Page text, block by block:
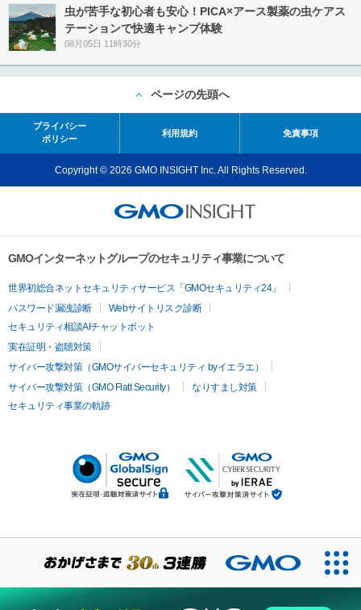
虫が苦手な初心者も安心！PICA×アース製薬の虫ケアス
テーションで快適キャンプ体験
08月05日 11時30分
ページの先頭へ
プライバシー
ポリシー
利用規約 免責事項
Copyright © 2026 GMO INSIGHT Inc. All Rights Reserved.
GMOインターネットグループのセキュリティ事業について
世界初総合ネットセキュリティサービス「GMOセキュリティ24」
パスワード漏洩診断
Webサイトリスク診断
セキュリティ相談AIチャットボット
実在証明・盗聴対策
サイバー攻撃対策（GMOサイバーセキュリティ byイエラエ）
サイバー攻撃対策（GMO Flatt Security）
なりすまし対策
セキュリティ事業の軌跡